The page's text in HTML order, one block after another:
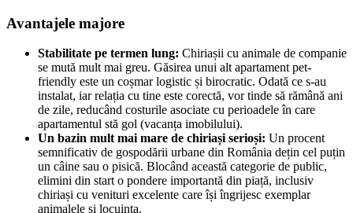
Avantajele majore
Stabilitate pe termen lung: Chiriașii cu animale de companie
se mută mult mai greu. Găsirea unui alt apartament pet-
friendly este un coșmar logistic și birocratic. Odată ce s-au
instalat, iar relația cu tine este corectă, vor tinde să rămână ani
de zile, reducând costurile asociate cu perioadele în care
apartamentul stă gol (vacanța imobilului).
Un bazin mult mai mare de chiriași serioși: Un procent
semnificativ de gospodării urbane din România dețin cel puțin
un câine sau o pisică. Blocând această categorie de public,
elimini din start o pondere importantă din piață, inclusiv
chiriași cu venituri excelente care își îngrijesc exemplar
animalele și locuința.